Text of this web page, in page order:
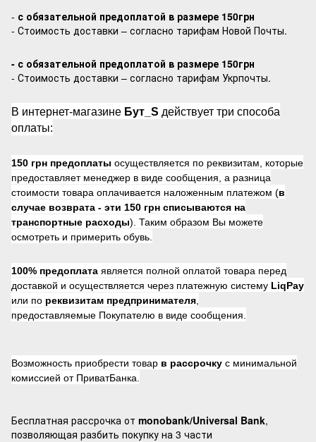
- с обязательной предоплатой в размере 150грн
- Стоимость доставки – согласно тарифам Новой Почты.
- с обязательной предоплатой в размере 150грн
- Стоимость доставки – согласно тарифам Укрпочты.
В интернет-магазине Бут_S действует три способа
оплаты:
150 грн предоплаты осуществляется по реквизитам, которые
предоставляет менеджер в виде сообщения, а разница
стоимости товара оплачивается наложенным платежом (в
случае возврата - эти 150 грн списываются на
транспортные расходы). Таким образом Вы можете
осмотреть и примерить обувь.
100% предоплата является полной оплатой товара перед
доставкой и осуществляется через платежную систему LiqPay
или по реквизитам предпринимателя
предоставляемые Покупателю в виде сообщения.
Возможность приобрести товар в рассрочку с минимальной
комиссией от ПриватБанка.
Бесплатная рассрочка от monobank/Universal Bank,
позволяющая разбить покупку на 3 части